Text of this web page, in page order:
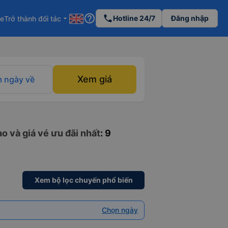
Trở thành đối tác arrow_drop_down help_outline phoneHotline 24/7 Đăng nhập
ngày về Xem giá
và giá vé ưu đãi nhất: 9
Xem bộ lọc chuyến phổ biến
Chọn ngày